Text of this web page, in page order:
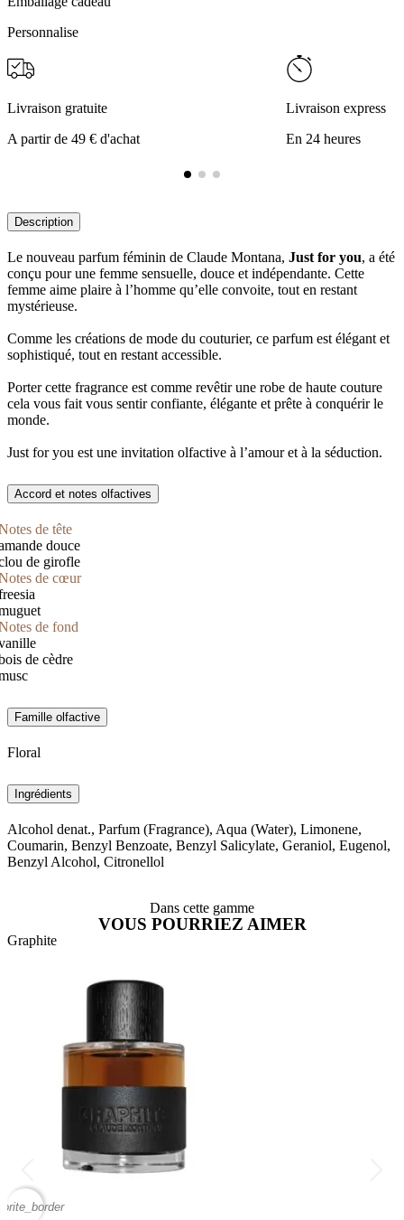
Personnalise
Livraison gratuite
A partir de 49 € d'achat
Livraison express
En 24 heures
Description
Le nouveau parfum féminin de Claude Montana, Just for you, a été
conçu pour une femme sensuelle, douce et indépendante. Cette
femme aime plaire à l’homme qu’elle convoite, tout en restant
mystérieuse.
Comme les créations de mode du couturier, ce parfum est élégant et
sophistiqué, tout en restant accessible.
Porter cette fragrance est comme revêtir une robe de haute couture
cela vous fait vous sentir confiante, élégante et prête à conquérir le
monde.
Just for you est une invitation olfactive à l’amour et à la séduction.
Accord et notes olfactives
de tête
douce
de girofle
de cœur
de fond
de cèdre
Famille olfactive
Floral
Ingrédients
Alcohol denat., Parfum (Fragrance), Aqua (Water), Limonene,
Coumarin, Benzyl Benzoate, Benzyl Salicylate, Geraniol, Eugenol,
Benzyl Alcohol, Citronellol
Dans cette gamme
VOUS POURRIEZ AIMER
Graphite